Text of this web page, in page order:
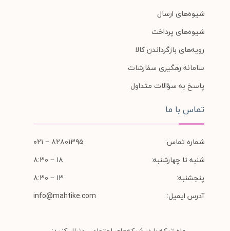
شیوه‌های ارسال
شیوه‌های پرداخت
رویه‌های بازگرداندن کالا
سامانه رهگیری سفارشات
پاسخ به سؤالات متداول
تماس با ما
شماره تماس:
۸۲۸۰۱۳۹۵ − ۰۲۱
شنبه تا چهارشنبه:
۱۸ − ۸:۳۰
پنجشنبه:
۱۳ − ۸:۳۰
آدرس ایمیل:
info@mahtike.com